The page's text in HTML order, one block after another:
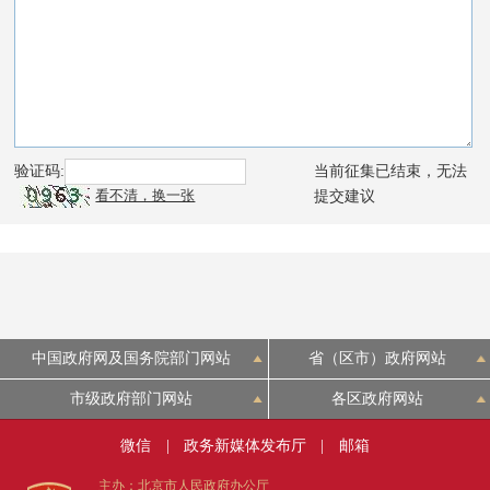
中国政府网及国务院部门网站 省（区市）政府网站
市级政府部门网站 各区政府网站
微信 政务新媒体发布厅 邮箱
主办：北京市人民政府办公厅